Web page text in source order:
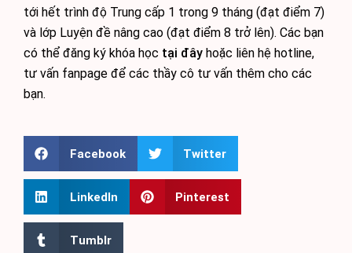
tới hết trình độ Trung cấp 1 trong 9 tháng (đạt điểm 7)
và lớp Luyện đề nâng cao (đạt điểm 8 trở lên). Các bạn
có thể đăng ký khóa học tại đây hoặc liên hệ hotline,
tư vấn fanpage để các thầy cô tư vấn thêm cho các
bạn.
Facebook Twitter
LinkedIn Pinterest
Tumblr